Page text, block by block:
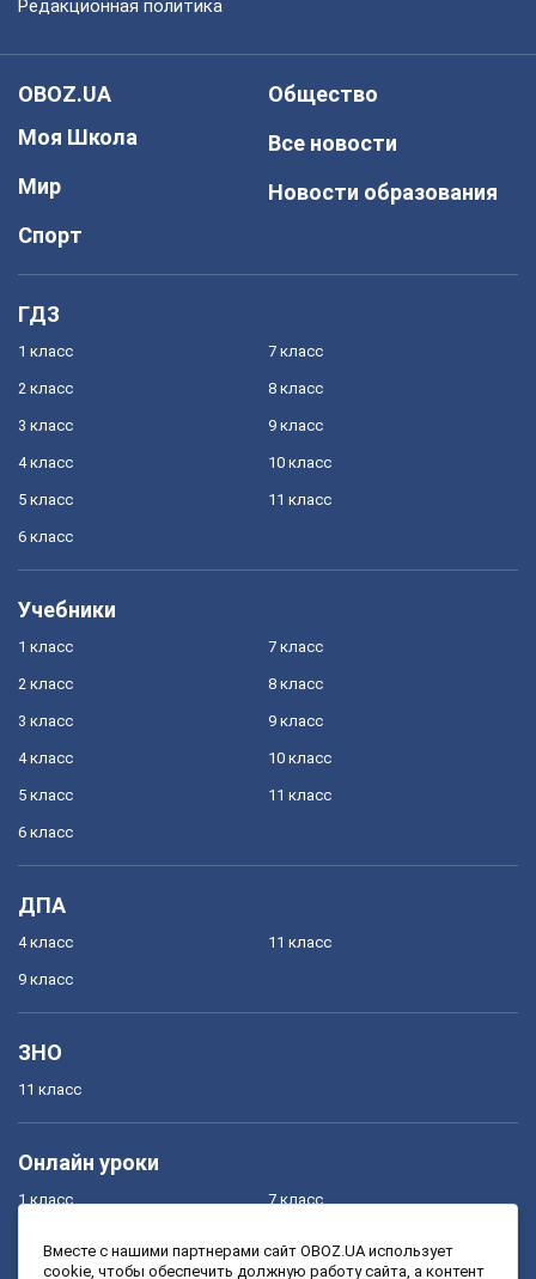
Редакционная политика
OBOZ.UA
Моя Школа
Мир
Спорт
Общество
Все новости
Новости образования
ГДЗ
1 класс
2 класс
3 класс
4 класс
5 класс
6 класс
7 класс
8 класс
9 класс
10 класс
11 класс
Учебники
1 класс
2 класс
3 класс
4 класс
5 класс
6 класс
7 класс
8 класс
9 класс
10 класс
11 класс
ДПА
4 класс
9 класс
11 класс
ЗНО
11 класс
Онлайн уроки
1 класс
3 класс
7 класс
9 класс
Вместе с нашими партнерами сайт OBOZ.UA использует
cookie, чтобы обеспечить должную работу сайта, а контент